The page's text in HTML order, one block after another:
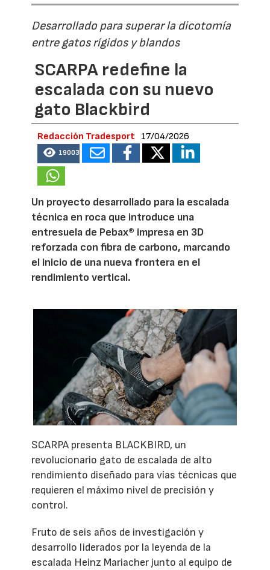
Desarrollado para superar la dicotomía
entre gatos rígidos y blandos
SCARPA redefine la
escalada con su nuevo
gato Blackbird
Redacción Tradesport 17/04/2026
19003
Un proyecto desarrollado para la escalada
técnica en roca que introduce una
entresuela de Pebax® impresa en 3D
reforzada con fibra de carbono, marcando
el inicio de una nueva frontera en el
rendimiento vertical.
SCARPA presenta BLACKBIRD, un
revolucionario gato de escalada de alto
rendimiento diseñado para vías técnicas que
requieren el máximo nivel de precisión y
control.
Fruto de seis años de investigación y
desarrollo liderados por la leyenda de la
escalada Heinz Mariacher junto al equipo de